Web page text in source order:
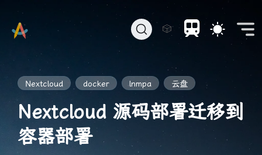
🎲
Nextcloud docker lnmpa 云盘
Nextcloud 源码部署迁移到
容器部署